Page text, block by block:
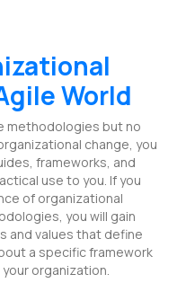
World
methodologies but no
change, you
frameworks, and
use to you. If you
of organizational
you will gain
and values that define
a specific framework
organization.